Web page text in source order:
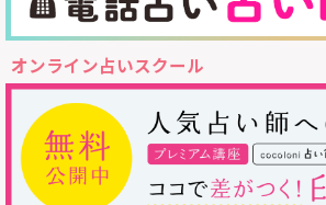
オンライン占いスクール